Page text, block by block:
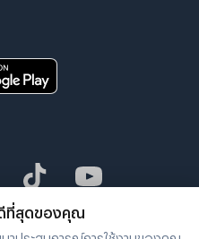
ดีที่สุดของคุณ
าประสบการณ์การใช้งานของคุณ